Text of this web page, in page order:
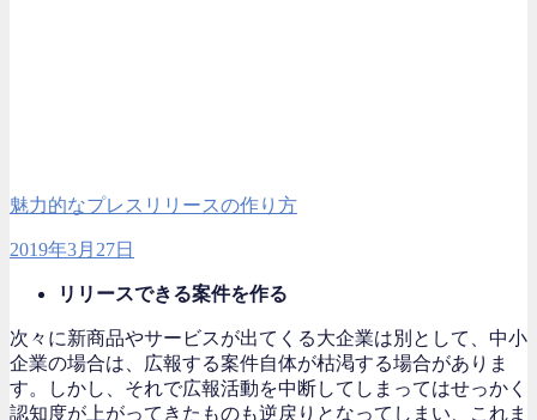
魅力的なプレスリリースの作り方
2019年3月27日
リリースできる案件を作る
次々に新商品やサービスが出てくる大企業は別として、中小
企業の場合は、広報する案件自体が枯渇する場合がありま
す。しかし、それで広報活動を中断してしまってはせっかく
認知度が上がってきたものも逆戻りとなってしまい、これま